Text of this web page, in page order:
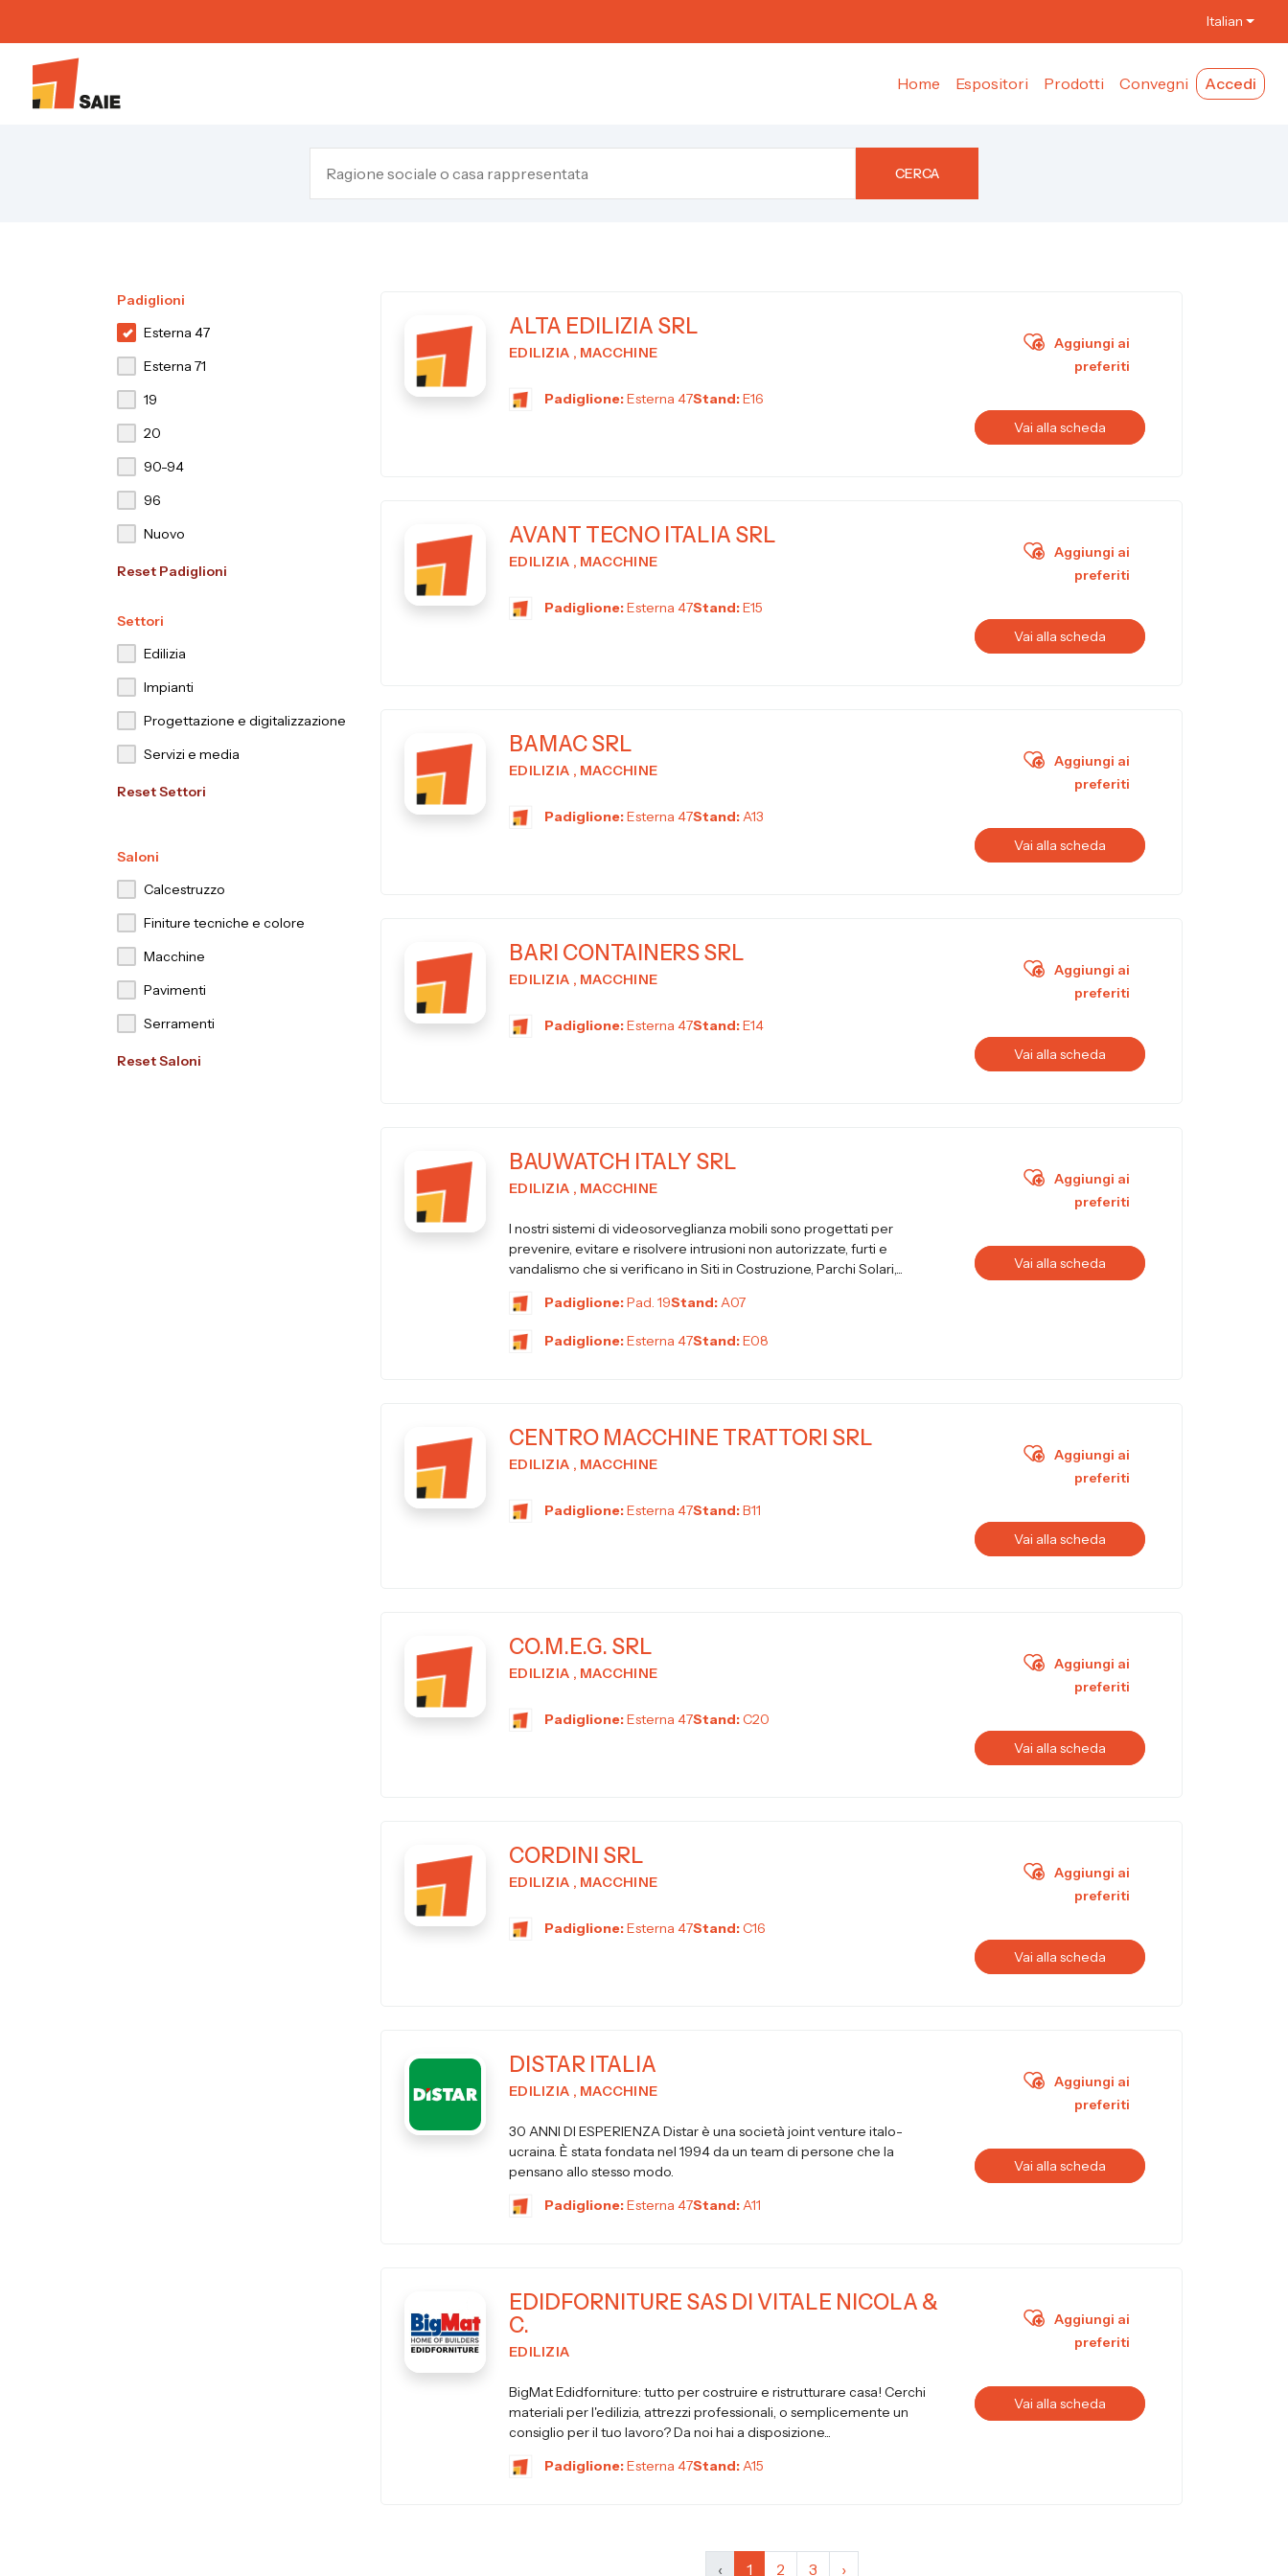
Italian
Home Espositori Prodotti Convegni Accedi
CERCA
Padiglioni
Esterna 47
Esterna 71
19
20
90-94
96
Nuovo
Reset Padiglioni
Settori
Edilizia
Impianti
Progettazione e digitalizzazione
Servizi e media
Reset Settori
Saloni
Calcestruzzo
Finiture tecniche e colore
Macchine
Pavimenti
Serramenti
Reset Saloni
ALTA EDILIZIA SRL
EDILIZIA , MACCHINE
Padiglione:Esterna 47Stand:E16
Aggiungi ai
preferiti
Vai alla scheda
AVANT TECNO ITALIA SRL
EDILIZIA , MACCHINE
Padiglione:Esterna 47Stand:E15
Aggiungi ai
preferiti
Vai alla scheda
BAMAC SRL
EDILIZIA , MACCHINE
Padiglione:Esterna 47Stand:A13
Aggiungi ai
preferiti
Vai alla scheda
BARI CONTAINERS SRL
EDILIZIA , MACCHINE
Padiglione:Esterna 47Stand:E14
Aggiungi ai
preferiti
Vai alla scheda
BAUWATCH ITALY SRL
EDILIZIA , MACCHINE
I nostri sistemi di videosorveglianza mobili sono progettati per
prevenire, evitare e risolvere intrusioni non autorizzate, furti e
vandalismo che si verificano in Siti in Costruzione, Parchi Solari,...
Padiglione:Pad. 19Stand:A07
Padiglione:Esterna 47Stand:E08
Aggiungi ai
preferiti
Vai alla scheda
CENTRO MACCHINE TRATTORI SRL
EDILIZIA , MACCHINE
Padiglione:Esterna 47Stand:B11
Aggiungi ai
preferiti
Vai alla scheda
CO.M.E.G. SRL
EDILIZIA , MACCHINE
Padiglione:Esterna 47Stand:C20
Aggiungi ai
preferiti
Vai alla scheda
CORDINI SRL
EDILIZIA , MACCHINE
Padiglione:Esterna 47Stand:C16
Aggiungi ai
preferiti
Vai alla scheda
DISTAR ITALIA
EDILIZIA , MACCHINE
30 ANNI DI ESPERIENZA Distar è una società joint venture italo-
ucraina. È stata fondata nel 1994 da un team di persone che la
pensano allo stesso modo.
Padiglione:Esterna 47Stand:A11
Aggiungi ai
preferiti
Vai alla scheda
EDIDFORNITURE SAS DI VITALE NICOLA &
C.
EDILIZIA
BigMat Edidforniture: tutto per costruire e ristrutturare casa! Cerchi
materiali per l'edilizia, attrezzi professionali, o semplicemente un
consiglio per il tuo lavoro? Da noi hai a disposizione...
Padiglione:Esterna 47Stand:A15
Aggiungi ai
preferiti
Vai alla scheda
‹ 1 2 3 ›